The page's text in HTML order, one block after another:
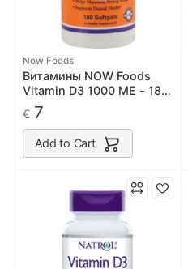
Now Foods
Витамины NOW Foods
Vitamin D3 1000 ME - 180
софт гель
€ 7
Add to Cart